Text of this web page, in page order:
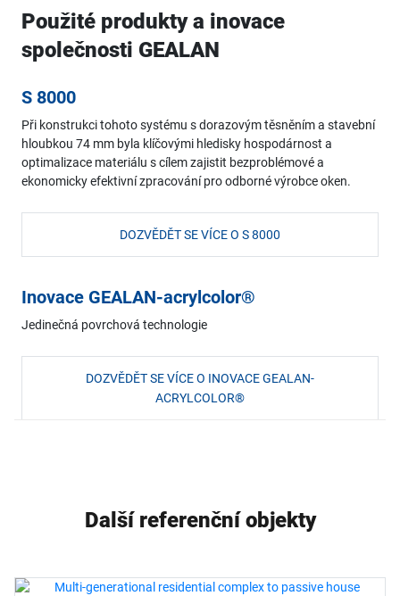
Použité produkty a inovace
společnosti GEALAN
S 8000
Při konstrukci tohoto systému s dorazovým těsněním a stavební
hloubkou 74 mm byla klíčovými hledisky hospodárnost a
optimalizace materiálu s cílem zajistit bezproblémové a
ekonomicky efektivní zpracování pro odborné výrobce oken.
DOZVĚDĚT SE VÍCE O S 8000
Inovace GEALAN-acrylcolor®
Jedinečná povrchová technologie
DOZVĚDĚT SE VÍCE O INOVACE GEALAN-
ACRYLCOLOR®
Další referenční objekty